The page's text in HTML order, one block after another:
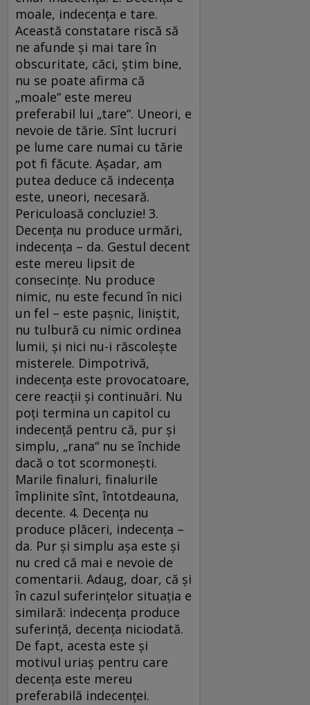
moale, indecenţa e tare.
Această constatare riscă să
ne afunde şi mai tare în
obscuritate, căci, ştim bine,
nu se poate afirma că
„moale“ este mereu
preferabil lui „tare“. Uneori, e
nevoie de tărie. Sînt lucruri
pe lume care numai cu tărie
pot fi făcute. Aşadar, am
putea deduce că indecenţa
este, uneori, necesară.
Periculoasă concluzie! 3.
Decenţa nu produce urmări,
indecenţa – da. Gestul decent
este mereu lipsit de
consecinţe. Nu produce
nimic, nu este fecund în nici
un fel – este paşnic, liniştit,
nu tulbură cu nimic ordinea
lumii, şi nici nu-i răscoleşte
misterele. Dimpotrivă,
indecenţa este provocatoare,
cere reacţii şi continuări. Nu
poţi termina un capitol cu
indecenţă pentru că, pur şi
simplu, „rana“ nu se închide
dacă o tot scormoneşti.
Marile finaluri, finalurile
împlinite sînt, întotdeauna,
decente. 4. Decenţa nu
produce plăceri, indecenţa –
da. Pur şi simplu aşa este şi
nu cred că mai e nevoie de
comentarii. Adaug, doar, că şi
în cazul suferinţelor situaţia e
similară: indecenţa produce
suferinţă, decenţa niciodată.
De fapt, acesta este şi
motivul uriaş pentru care
decenţa este mereu
preferabilă indecenţei.